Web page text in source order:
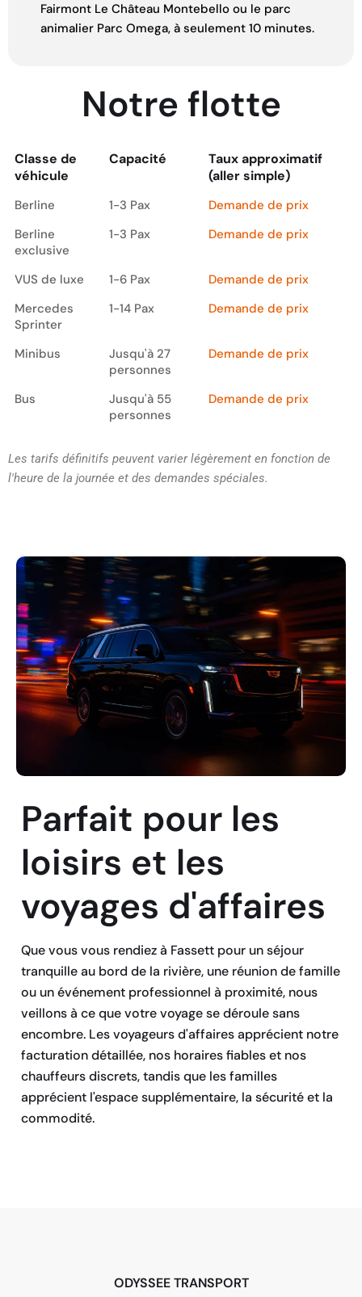
Fairmont Le Château Montebello ou le parc
animalier Parc Omega, à seulement 10 minutes.
Notre flotte
Classe de
véhicule
Capacité
Taux approximatif
(aller simple)
Classe de
Capacité
Taux approximatif
(aller simple)
Berline 1-3 Pax
Demande de prix
Berline
exclusive
1-3 Pax Demande de prix
VUS de luxe 1-6 Pax
Demande de prix
Mercedes
Sprinter
1-14 Pax Demande de prix
Minibus
Jusqu'à 27
personnes
Demande de prix
Bus
Jusqu'à 55
personnes
Demande de prix
Les tarifs définitifs peuvent varier légèrement en fonction de
l'heure de la journée et des demandes spéciales.
Parfait pour les
loisirs et les
voyages d'affaires
Que vous vous rendiez à Fassett pour un séjour
tranquille au bord de la rivière, une réunion de famille
ou un événement professionnel à proximité, nous
veillons à ce que votre voyage se déroule sans
encombre. Les voyageurs d'affaires apprécient notre
facturation détaillée, nos horaires fiables et nos
chauffeurs discrets, tandis que les familles
apprécient l'espace supplémentaire, la sécurité et la
commodité.
ODYSSEE TRANSPORT